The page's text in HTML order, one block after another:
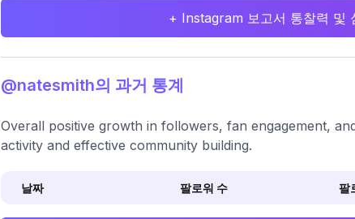
+ Instagram 보고서 통찰력 및
@natesmith의 과거 통계
Overall positive growth in followers, fan engagement,
activity and effective community building.
날짜 팔로워 수 팔